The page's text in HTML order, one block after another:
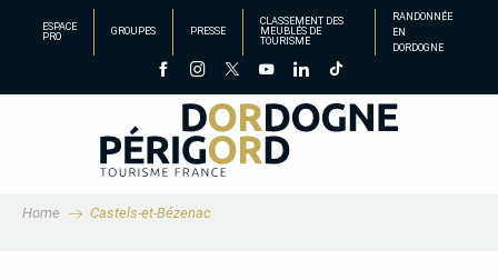
principal
ESPACE
PRO
GROUPES PRESSE
CLASSEMENT DES
MEUBLÉS DE
TOURISME
RANDONNÉE
EN
DORDOGNE
Home Castels-et-Bézenac